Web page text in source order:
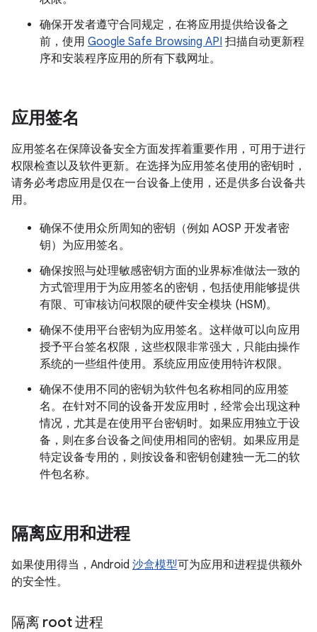
确保开发者遵守合同规定，在将应用提供给设备之
前，使用 Google Safe Browsing API 扫描自动更新程
序和安装程序应用的所有下载网址。
应用签名
应用签名在保障设备安全方面发挥着重要作用，可用于进行
权限检查以及软件更新。在选择为应用签名使用的密钥时，
请务必考虑应用是仅在一台设备上使用，还是供多台设备共
用。
确保不使用众所周知的密钥（例如 AOSP 开发者密
钥）为应用签名。
确保按照与处理敏感密钥方面的业界标准做法一致的
方式管理用于为应用签名的密钥，包括使用能够提供
有限、可审核访问权限的硬件安全模块 (HSM)。
确保不使用平台密钥为应用签名。这样做可以向应用
授予平台签名权限，这些权限非常强大，只能由操作
系统的一些组件使用。系统应用应使用特许权限。
确保不使用不同的密钥为软件包名称相同的应用签
名。在针对不同的设备开发应用时，经常会出现这种
情况，尤其是在使用平台密钥时。如果应用独立于设
备，则在多台设备之间使用相同的密钥。如果应用是
特定设备专用的，则按设备和密钥创建独一无二的软
件包名称。
隔离应用和进程
如果使用得当，Android 沙盒模型可为应用和进程提供额外
的安全性。
隔离 root 进程